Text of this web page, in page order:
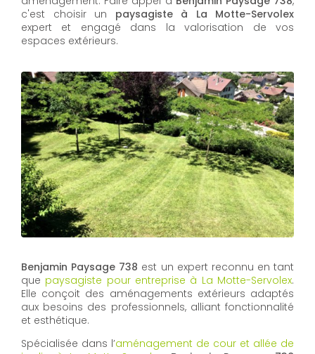
c'est choisir un paysagiste à La Motte-Servolex
expert et engagé dans la valorisation de vos
espaces extérieurs.
Benjamin Paysage 738 est un expert reconnu en tant
que paysagiste pour entreprise à La Motte-Servolex.
Elle conçoit des aménagements extérieurs adaptés
aux besoins des professionnels, alliant fonctionnalité
et esthétique.
Spécialisée dans l’aménagement de cour et allée de